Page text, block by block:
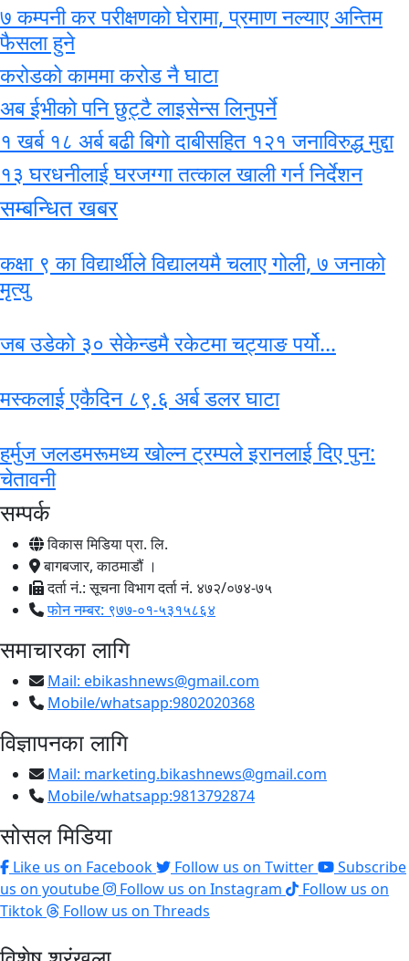
७ कम्पनी कर परीक्षणको घेरामा, प्रमाण नल्याए अन्तिम
फैसला हुने
करोडको काममा करोड नै घाटा
अब ईभीको पनि छुट्टै लाइसेन्स लिनुपर्ने
१ खर्ब १८ अर्ब बढी बिगो दाबीसहित १२१ जनाविरुद्ध मुद्दा
१३ घरधनीलाई घरजग्गा तत्काल खाली गर्न निर्देशन
सम्बन्धित खबर
कक्षा ९ का विद्यार्थीले विद्यालयमै चलाए गोली, ७ जनाको
मृत्यु
जब उडेको ३० सेकेन्डमै रकेटमा चट्याङ पर्यो...
मस्कलाई एकैदिन ८९.६ अर्ब डलर घाटा
हर्मुज जलडमरूमध्य खोल्न ट्रम्पले इरानलाई दिए पुन:
चेतावनी
सम्पर्क
विकास मिडिया प्रा. लि.
बागबजार, काठमाडौं ।
दर्ता नं.: सूचना विभाग दर्ता नं. ४७२/०७४-७५
फोन नम्बर: ९७७-०१-५३१५८६४
समाचारका लागि
Mail: ebikashnews@gmail.com
Mobile/whatsapp:9802020368
विज्ञापनका लागि
Mail: marketing.bikashnews@gmail.com
Mobile/whatsapp:9813792874
सोसल मिडिया
Like us on Facebook Follow us on Twitter
Subscribe
us on youtube
Follow us on Instagram
Follow us on
Tiktok
Follow us on Threads